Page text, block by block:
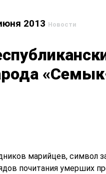
2013 Новости
марийцев, символ
почитания умерших